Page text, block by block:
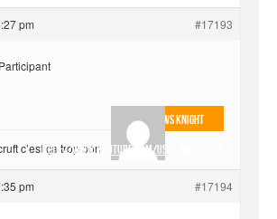
pm #17193
The Shadows Knight
Participant
c’est ça trop bon
http://www.youtube.com/user/worcruft
pm #17194